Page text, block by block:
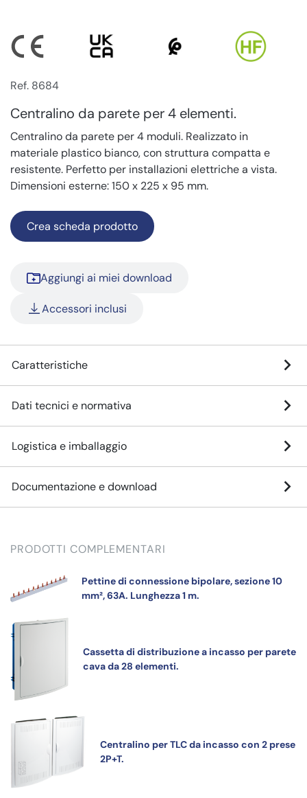
Ref. 8684
Centralino da parete per 4 elementi.
Centralino da parete per 4 moduli. Realizzato in
materiale plastico bianco, con struttura compatta e
resistente. Perfetto per installazioni elettriche a vista.
Dimensioni esterne: 150 x 225 x 95 mm.
Crea scheda prodotto
Aggiungi ai miei download
Accessori inclusi
Caratteristiche
Dati tecnici e normativa
Logistica e imballaggio
Documentazione e download
PRODOTTI COMPLEMENTARI
Pettine di connessione bipolare, sezione 10
mm², 63A. Lunghezza 1 m.
Cassetta di distribuzione a incasso per parete
cava da 28 elementi.
Centralino per TLC da incasso con 2 prese
2P+T.